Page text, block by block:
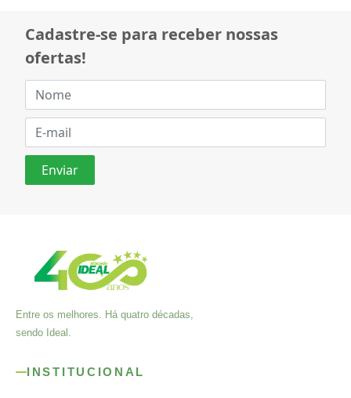
Cadastre-se para receber nossas
ofertas!
Entre os melhores. Há quatro décadas,
sendo Ideal.
INSTITUCIONAL